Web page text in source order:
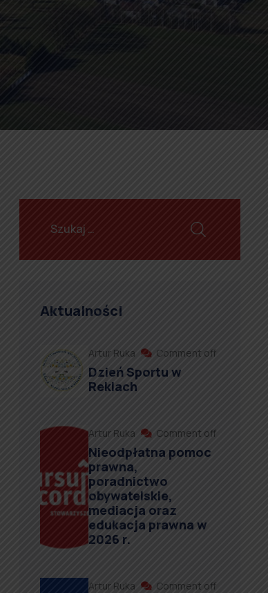
Aktualności
Artur Ruka Comment off
Dzień Sportu w
Reklach
Artur Ruka Comment off
Nieodpłatna pomoc
prawna,
poradnictwo
obywatelskie,
mediacja oraz
edukacja prawna w
2026 r.
Artur Ruka Comment off